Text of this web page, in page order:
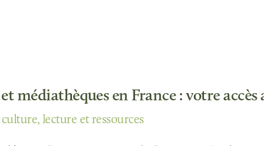
médiathèques en France : votre accès
culture, lecture et ressources